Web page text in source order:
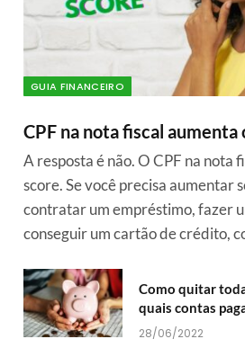
GUIA FINANCEIRO
CPF na nota fiscal aumenta
A resposta é não. O CPF na nota
score. Se você precisa aumentar
contratar um empréstimo, fazer
conseguir um cartão de crédito,
Como quitar
quais contas
28/06/2022